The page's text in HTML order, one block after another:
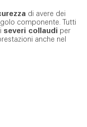
di avere dei
componente. Tutti
severi collaudi per
anche nel